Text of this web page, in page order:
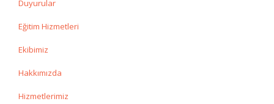
Duyurular
Eğitim Hizmetleri
Ekibimiz
Hakkımızda
Hizmetlerimiz